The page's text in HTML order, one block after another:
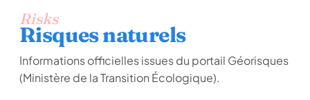
Risks
Risques naturels
Informations officielles issues du portail Géorisques
(Ministère de la Transition Écologique).